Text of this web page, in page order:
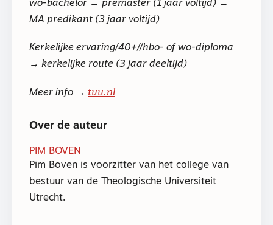
wo-bachelor → premaster (1 jaar voltijd) →
MA predikant (3 jaar voltijd)
Kerkelijke ervaring/40+//hbo- of wo-diploma
→ kerkelijke route (3 jaar deeltijd)
Meer info → tuu.nl
Over de auteur
PIM BOVEN
Pim Boven is voorzitter van het college van
bestuur van de Theologische Universiteit
Utrecht.